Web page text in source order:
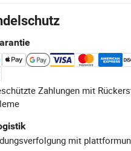
Zahlungen mit
mit